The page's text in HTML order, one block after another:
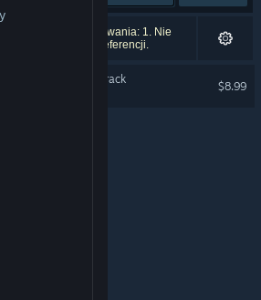
Steam
do twojego wyszukiwania: 1. Nie
podstawie twoich preferencji.
Original Soundtrack
$8.99